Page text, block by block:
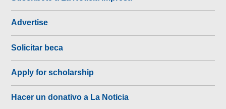
Advertise
Solicitar beca
Apply for scholarship
Hacer un donativo a La Noticia